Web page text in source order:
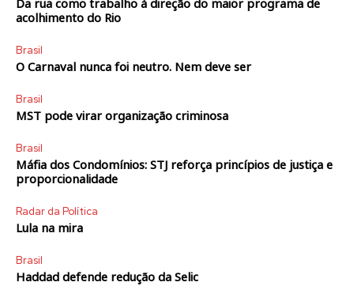
acolhimento do Rio
Brasil
O Carnaval nunca foi neutro. Nem deve ser
Brasil
MST pode virar organização criminosa
Brasil
Máfia dos Condomínios: STJ reforça princípios de justiça e
proporcionalidade
Radar da Política
Lula na mira
Brasil
Haddad defende redução da Selic